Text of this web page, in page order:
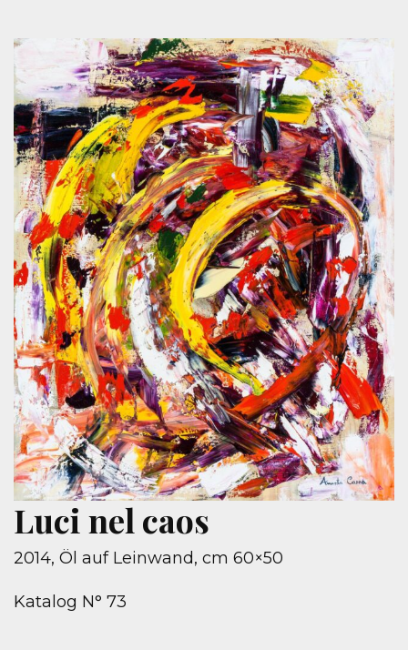
Luci nel caos
2014, Öl auf Leinwand, cm 60×50
Katalog N° 73